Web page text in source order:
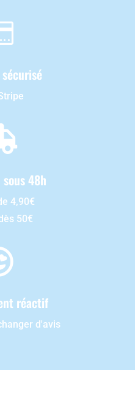
48h
4,90€
50€
réactif
d'avis